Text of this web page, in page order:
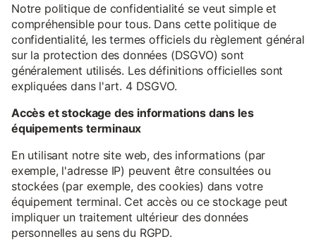
Notre politique de confidentialité se veut simple et
compréhensible pour tous. Dans cette politique de
confidentialité, les termes officiels du règlement général
sur la protection des données (DSGVO) sont
généralement utilisés. Les définitions officielles sont
expliquées dans l'art. 4 DSGVO.
Accès et stockage des informations dans les
équipements terminaux
En utilisant notre site web, des informations (par
exemple, l'adresse IP) peuvent être consultées ou
stockées (par exemple, des cookies) dans votre
équipement terminal. Cet accès ou ce stockage peut
impliquer un traitement ultérieur des données
personnelles au sens du RGPD.